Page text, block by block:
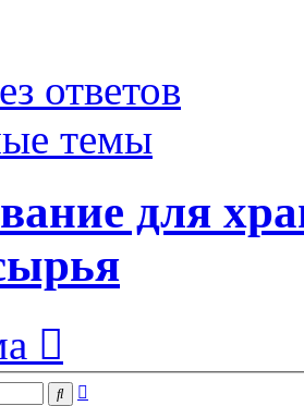
ответов
темы
для
Поиск